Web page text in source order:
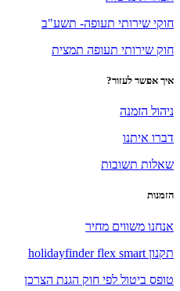
חוקי שירותי תעופה- תשע"ב
חוק שירותי תעופה תמצית
איך אפשר לעזור?
ניהול הזמנה
דברו איתנו
שאלות תשובות
הזמנות
אנחנו משווים מחיר
תקנון holidayfinder flex smart
טופס ביטול לפי חוק הגנת הצרכן